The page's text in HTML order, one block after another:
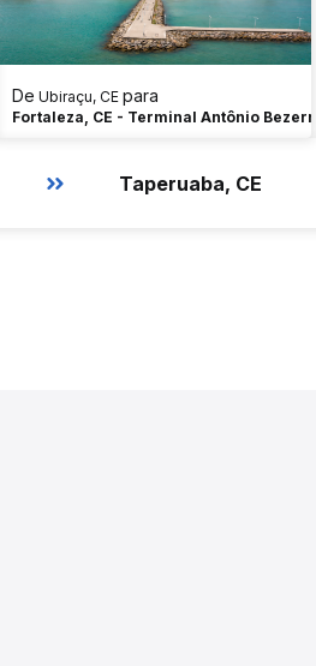
De Ubiraçu, CE para
Fortaleza, CE - Terminal Antônio Bezerra
Taperuaba, CE